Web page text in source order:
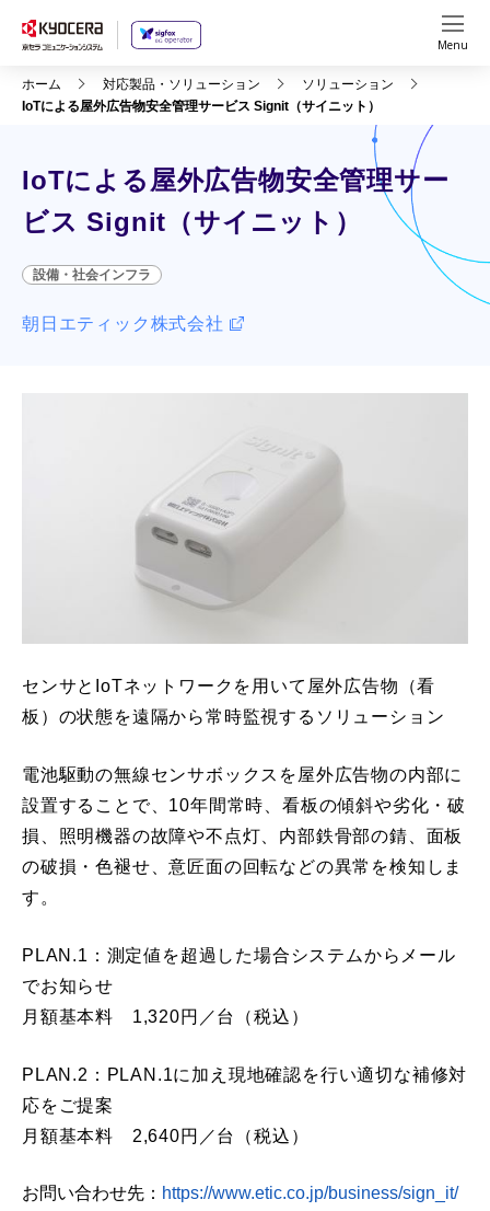
Menu
ホーム 対応製品・ソリューション
ソリューション
IoTによる屋外広告物安全管理サービス Signit（サイニット）
IoTによる屋外広告物安全管理サー
ビス Signit（サイニット）
設備・社会インフラ
朝日エティック株式会社
センサとIoTネットワークを用いて屋外広告物（看
板）の状態を遠隔から常時監視するソリューション
電池駆動の無線センサボックスを屋外広告物の内部に
設置することで、10年間常時、看板の傾斜や劣化・破
損、照明機器の故障や不点灯、内部鉄骨部の錆、面板
の破損・色褪せ、意匠面の回転などの異常を検知しま
す。
PLAN.1：測定値を超過した場合システムからメール
でお知らせ
月額基本料 1,320円／台（税込）
PLAN.2：PLAN.1に加え現地確認を行い適切な補修対
応をご提案
月額基本料 2,640円／台（税込）
お問い合わせ先： https://www.etic.co.jp/business/sign_it/